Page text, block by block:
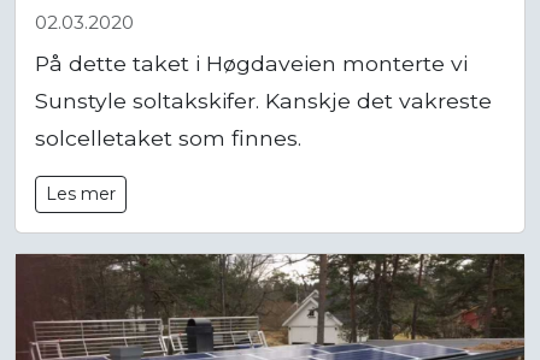
02.03.2020
På dette taket i Høgdaveien monterte vi
Sunstyle soltakskifer. Kanskje det vakreste
solcelletaket som finnes.
Les mer